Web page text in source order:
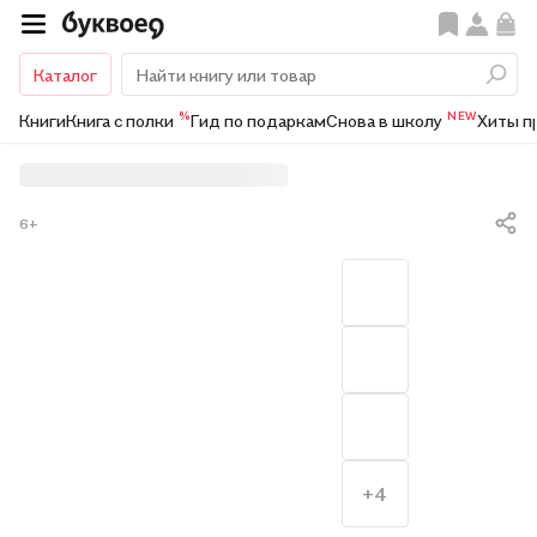
Каталог
КнигиКнига с полки %Гид по подаркамСнова в школу NEWХиты
6+
+4